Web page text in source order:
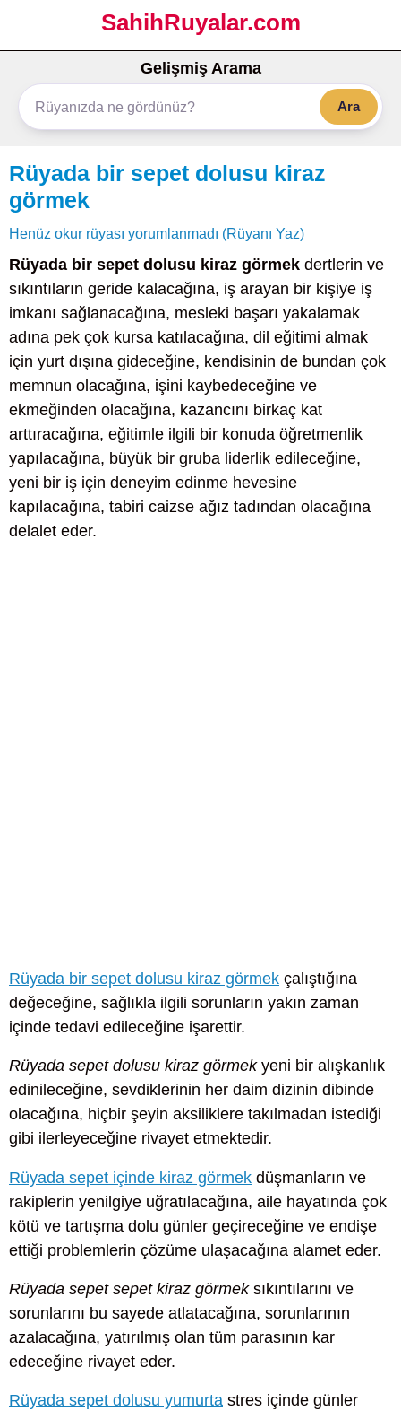
SahihRuyalar.com
Gelişmiş Arama
Ara
Rüyada bir sepet dolusu kiraz
görmek
Henüz okur rüyası yorumlanmadı (Rüyanı Yaz)
Rüyada bir sepet dolusu kiraz görmek dertlerin ve
sıkıntıların geride kalacağına, iş arayan bir kişiye iş
imkanı sağlanacağına, mesleki başarı yakalamak
adına pek çok kursa katılacağına, dil eğitimi almak
için yurt dışına gideceğine, kendisinin de bundan çok
memnun olacağına, işini kaybedeceğine ve
ekmeğinden olacağına, kazancını birkaç kat
arttıracağına, eğitimle ilgili bir konuda öğretmenlik
yapılacağına, büyük bir gruba liderlik edileceğine,
yeni bir iş için deneyim edinme hevesine
kapılacağına, tabiri caizse ağız tadından olacağına
delalet eder.
Rüyada bir sepet dolusu kiraz görmek çalıştığına
değeceğine, sağlıkla ilgili sorunların yakın zaman
içinde tedavi edileceğine işarettir.
Rüyada sepet dolusu kiraz görmekyeni bir alışkanlık
edinileceğine, sevdiklerinin her daim dizinin dibinde
olacağına, hiçbir şeyin aksiliklere takılmadan istediği
gibi ilerleyeceğine rivayet etmektedir.
Rüyada sepet içinde kiraz görmek düşmanların ve
rakiplerin yenilgiye uğratılacağına, aile hayatında çok
kötü ve tartışma dolu günler geçireceğine ve endişe
ettiği problemlerin çözüme ulaşacağına alamet eder.
Rüyada sepet sepet kiraz görmeksıkıntılarını ve
sorunlarını bu sayede atlatacağına, sorunlarının
azalacağına, yatırılmış olan tüm parasının kar
edeceğine rivayet eder.
Rüyada sepet dolusu yumurta stres içinde günler